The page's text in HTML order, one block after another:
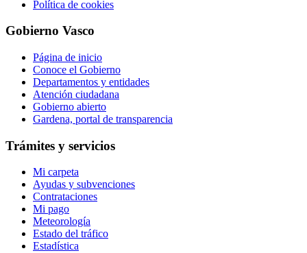
Política de cookies
Gobierno Vasco
Página de inicio
Conoce el Gobierno
Departamentos y entidades
Atención ciudadana
Gobierno abierto
Gardena, portal de transparencia
Trámites y servicios
Mi carpeta
Ayudas y subvenciones
Contrataciones
Mi pago
Meteorología
Estado del tráfico
Estadística